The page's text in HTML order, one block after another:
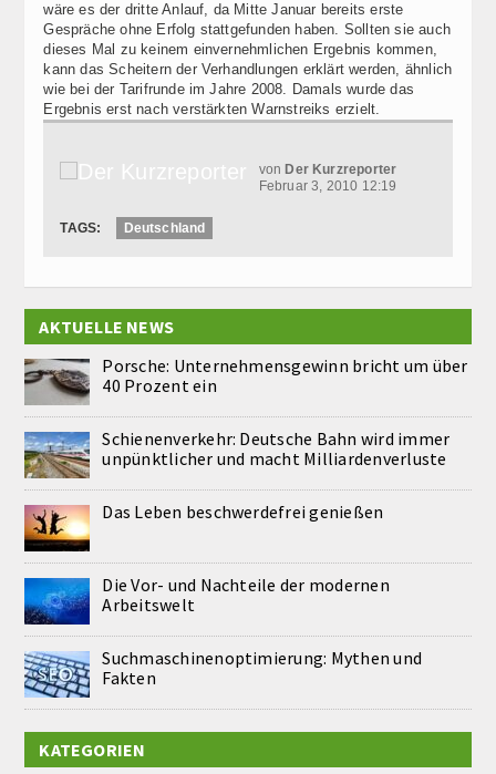
wäre es der dritte Anlauf, da Mitte Januar bereits erste
Gespräche ohne Erfolg stattgefunden haben. Sollten sie auch
dieses Mal zu keinem einvernehmlichen Ergebnis kommen,
kann das Scheitern der Verhandlungen erklärt werden, ähnlich
wie bei der Tarifrunde im Jahre 2008. Damals wurde das
Ergebnis erst nach verstärkten Warnstreiks erzielt.
von Der Kurzreporter
Februar 3, 2010 12:19
TAGS: Deutschland
AKTUELLE NEWS
Porsche: Unternehmensgewinn bricht um über
40 Prozent ein
Schienenverkehr: Deutsche Bahn wird immer
unpünktlicher und macht Milliardenverluste
Das Leben beschwerdefrei genießen
Die Vor- und Nachteile der modernen
Arbeitswelt
Suchmaschinenoptimierung: Mythen und
Fakten
KATEGORIEN